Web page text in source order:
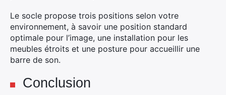
Le socle propose trois positions selon votre
environnement, à savoir une position standard
optimale pour l’image, une installation pour les
meubles étroits et une posture pour accueillir une
barre de son.
Conclusion